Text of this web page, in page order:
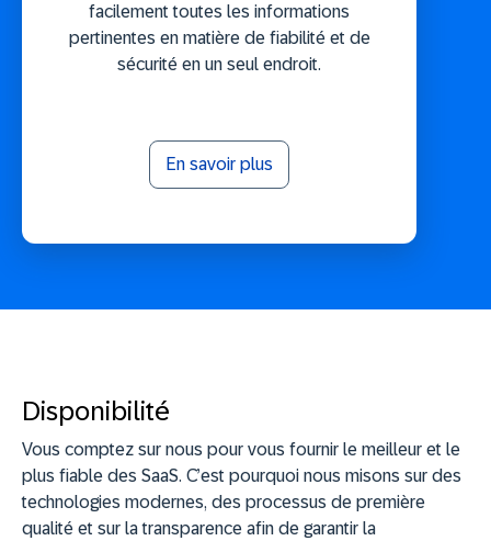
facilement toutes les informations
pertinentes en matière de fiabilité et de
sécurité en un seul endroit.
En savoir plus
Disponibilité
Vous comptez sur nous pour vous fournir le meilleur et le
plus fiable des SaaS. C’est pourquoi nous misons sur des
technologies modernes, des processus de première
qualité et sur la transparence afin de garantir la